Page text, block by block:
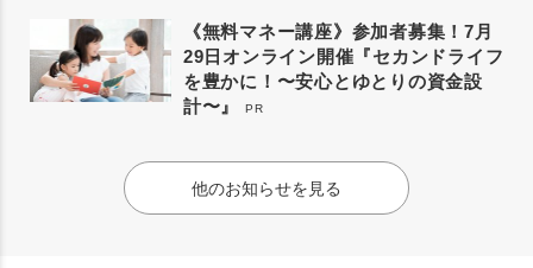
《無料マネー講座》参加者募集！7月
29日オンライン開催『セカンドライフ
を豊かに！〜安心とゆとりの資金設
計〜』
PR
他のお知らせを見る